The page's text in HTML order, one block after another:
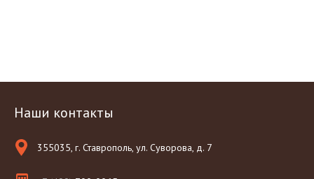
Наши контакты
355035, г. Ставрополь, ул. Суворова, д. 7